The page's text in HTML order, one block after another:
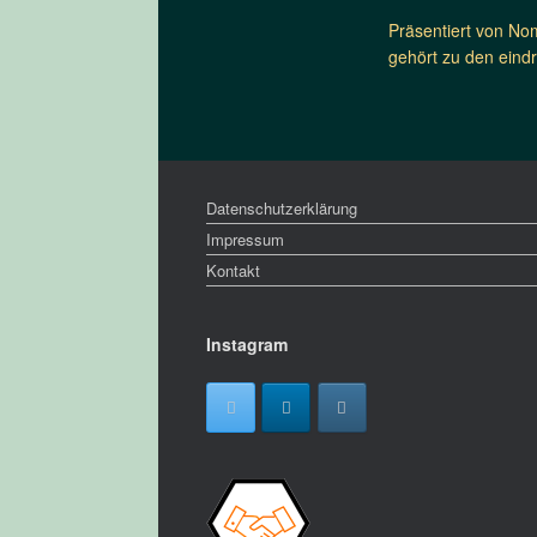
Präsentiert von
gehört zu den
Datenschutzerklärung
Impressum
Kontakt
Instagram